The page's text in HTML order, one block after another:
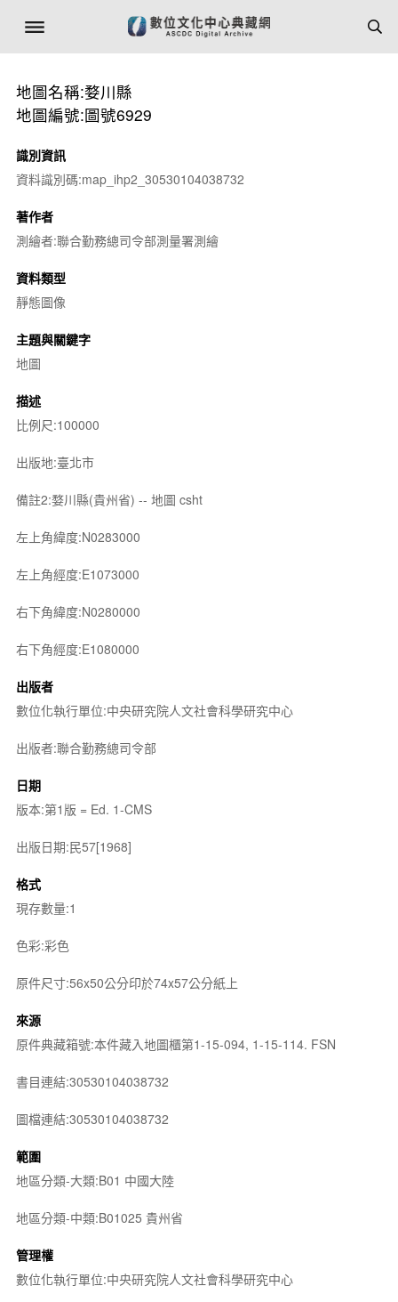
地圖名稱:婺川縣
地圖編號:圖號6929
識別資訊
資料識別碼:map_ihp2_30530104038732
著作者
測繪者:聯合勤務總司令部測量署測繪
資料類型
靜態圖像
主題與關鍵字
地圖
描述
比例尺:100000
出版地:臺北市
備註2:婺川縣(貴州省) -- 地圖 csht
左上角緯度:N0283000
左上角經度:E1073000
右下角緯度:N0280000
右下角經度:E1080000
出版者
數位化執行單位:中央研究院人文社會科學研究中心
出版者:聯合勤務總司令部
日期
版本:第1版 = Ed. 1-CMS
出版日期:民57[1968]
格式
現存數量:1
色彩:彩色
原件尺寸:56x50公分印於74x57公分紙上
來源
原件典藏箱號:本件藏入地圖櫃第1-15-094, 1-15-114. FSN
書目連結:30530104038732
圖檔連結:30530104038732
範圍
地區分類-大類:B01 中國大陸
地區分類-中類:B01025 貴州省
管理權
數位化執行單位:中央研究院人文社會科學研究中心